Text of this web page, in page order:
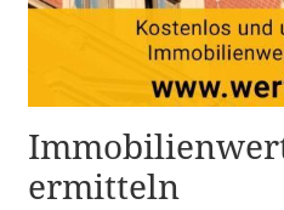
ermitteln